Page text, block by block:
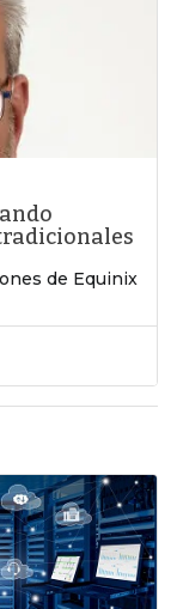
de Equinix